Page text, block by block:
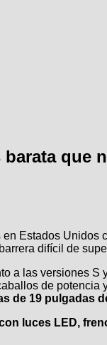
que
Estados Unidos
difícil de
a las versiones
de
de 19 pulgadas
luces LED,